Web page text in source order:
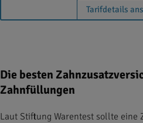
Tarifdetails
Die besten
Zahnfüllungen
Laut Stiftung Warentest sollte eine